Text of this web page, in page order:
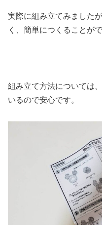
実際に組み立てみました
く、簡単につくることが
組み立て方法については
いるので安心です。